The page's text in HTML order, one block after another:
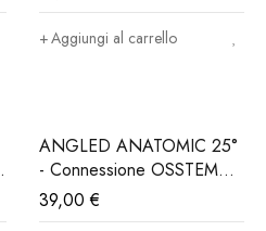
trasporto incluso)
Aggiungi al carrello
ANGLED ANATOMIC 25°
- Connessione OSSTEM®,
DIO Implant®..(Iva e
Trasporto incluso)
39,00€